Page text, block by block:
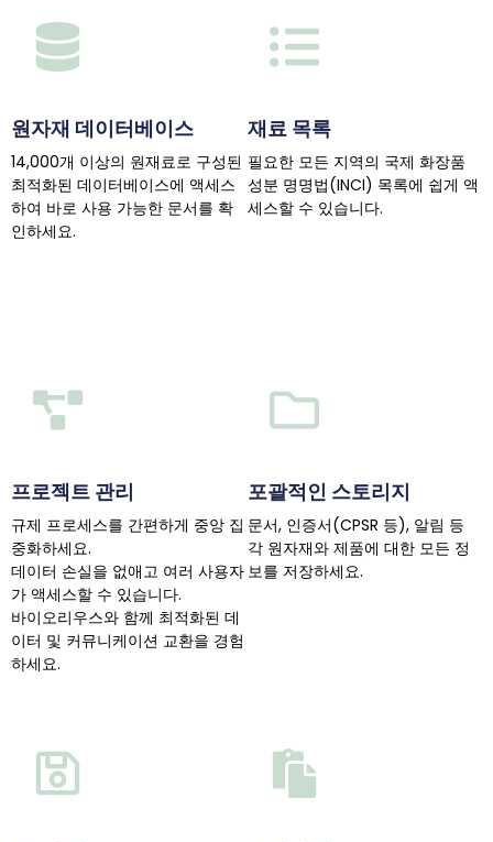
원자재 데이터베이스
14,000개 이상의 원재료로 구성된
최적화된 데이터베이스에 액세스
하여 바로 사용 가능한 문서를 확
인하세요.
재료 목록
필요한 모든 지역의 국제 화장품
성분 명명법(INCI) 목록에 쉽게 액
세스할 수 있습니다.
프로젝트 관리
규제 프로세스를 간편하게 중앙 집
중화하세요.
데이터 손실을 없애고 여러 사용자
가 액세스할 수 있습니다.
바이오리우스와 함께 최적화된 데
이터 및 커뮤니케이션 교환을 경험
하세요.
포괄적인 스토리지
문서, 인증서(CPSR 등), 알림 등
각 원자재와 제품에 대한 모든 정
보를 저장하세요.